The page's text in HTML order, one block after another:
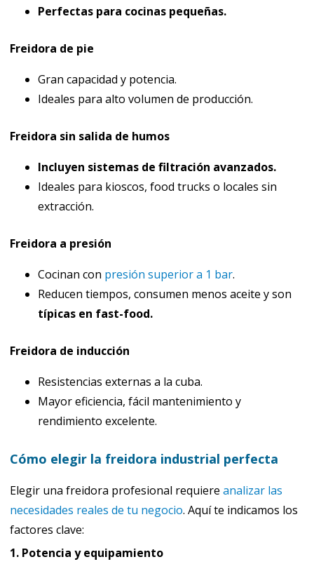
Perfectas para cocinas pequeñas.
Freidora de pie
Gran capacidad y potencia.
Ideales para alto volumen de producción.
Freidora sin salida de humos
Incluyen sistemas de filtración avanzados.
Ideales para kioscos, food trucks o locales sin
extracción.
Freidora a presión
Cocinan con presión superior a 1 bar.
Reducen tiempos, consumen menos aceite y son
típicas en fast-food.
Freidora de inducción
Resistencias externas a la cuba.
Mayor eficiencia, fácil mantenimiento y
rendimiento excelente.
Cómo elegir la freidora industrial perfecta
Elegir una freidora profesional requiereanalizar las
necesidades reales de tu negocio. Aquí te indicamos los
factores clave:
1. Potencia y equipamiento